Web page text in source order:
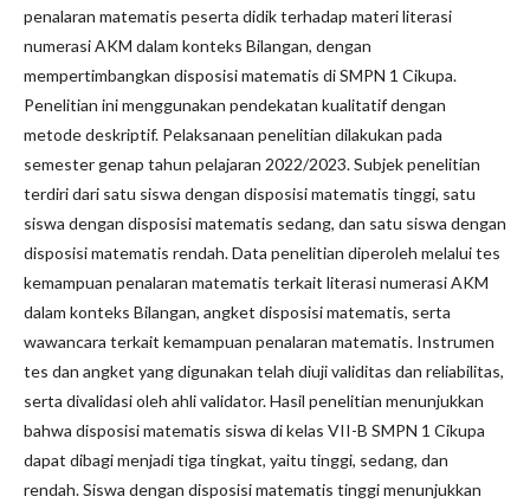
penalaran matematis peserta didik terhadap materi literasi
numerasi AKM dalam konteks Bilangan, dengan
mempertimbangkan disposisi matematis di SMPN 1 Cikupa.
Penelitian ini menggunakan pendekatan kualitatif dengan
metode deskriptif. Pelaksanaan penelitian dilakukan pada
semester genap tahun pelajaran 2022/2023. Subjek penelitian
terdiri dari satu siswa dengan disposisi matematis tinggi, satu
siswa dengan disposisi matematis sedang, dan satu siswa dengan
disposisi matematis rendah. Data penelitian diperoleh melalui tes
kemampuan penalaran matematis terkait literasi numerasi AKM
dalam konteks Bilangan, angket disposisi matematis, serta
wawancara terkait kemampuan penalaran matematis. Instrumen
tes dan angket yang digunakan telah diuji validitas dan reliabilitas,
serta divalidasi oleh ahli validator. Hasil penelitian menunjukkan
bahwa disposisi matematis siswa di kelas VII-B SMPN 1 Cikupa
dapat dibagi menjadi tiga tingkat, yaitu tinggi, sedang, dan
rendah. Siswa dengan disposisi matematis tinggi menunjukkan